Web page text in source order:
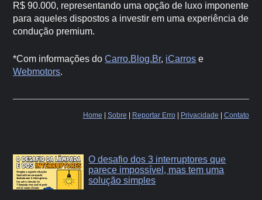
R$ 90.000, representando uma opção de luxo imponente
para aqueles dispostos a investir em uma experiência de
condução premium.
*Com informações doCarro.Blog.Br, iCarros e
Webmotors.
Home Sobre Reportar Erro| Privacidade Contato
O desafio dos 3 interruptores que
parece impossível, mas tem uma
solução simples